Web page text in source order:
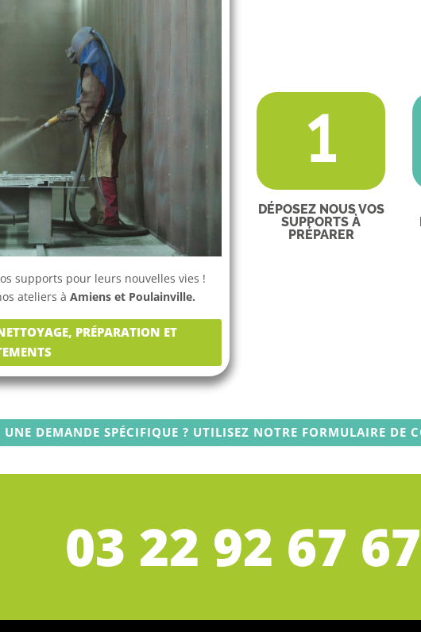
supports pour leurs nouvelles vies !
ateliers à Amiens et Poulainville.
PRÉPARATION ET
1
DÉPOSEZ NOUS VOS
SUPPORTS À
PRÉPARER
UNE DEMANDE SPÉCIFIQUE ? UTILISEZ NOTRE FORMULAIRE DE
03 22 92 67 67